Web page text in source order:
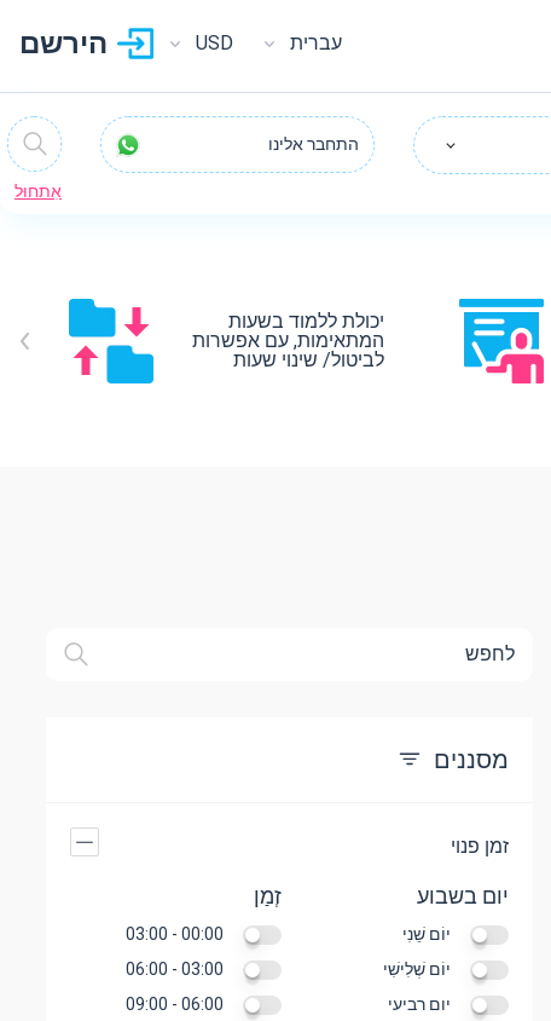
עברית USD הירשם
אִתחוּל
התחבר אלינו
יכולת ללמוד בשעות
המתאימות, עם אפשרות
לביטול/ שינוי שעות
לחפש
מסננים
זמן פנוי
יום בשבוע
יוֹם שֵׁנִי
יוֹם שְׁלִישִׁי
יום רביעי
זְמַן
00:00 - 03:00
03:00 - 06:00
06:00 - 09:00